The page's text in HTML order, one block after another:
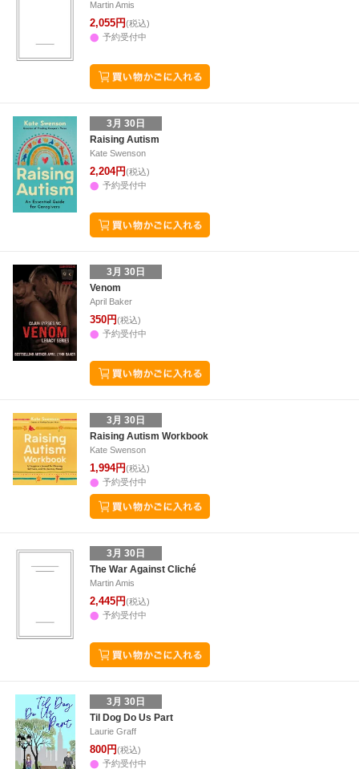
Martin Amis
2,055円(税込)
予約受付中
3月 30日
Raising Autism
Kate Swenson
2,204円(税込)
予約受付中
3月 30日
Venom
April Baker
350円(税込)
予約受付中
3月 30日
Raising Autism Workbook
Kate Swenson
1,994円(税込)
予約受付中
3月 30日
The War Against Cliché
Martin Amis
2,445円(税込)
予約受付中
3月 30日
Til Dog Do Us Part
Laurie Graff
800円(税込)
予約受付中